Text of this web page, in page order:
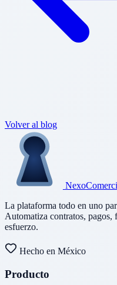
Volver al blog
Nexo
La plataforma todo en uno
Automatiza contratos,
esfuerzo.
Hecho en México
Producto